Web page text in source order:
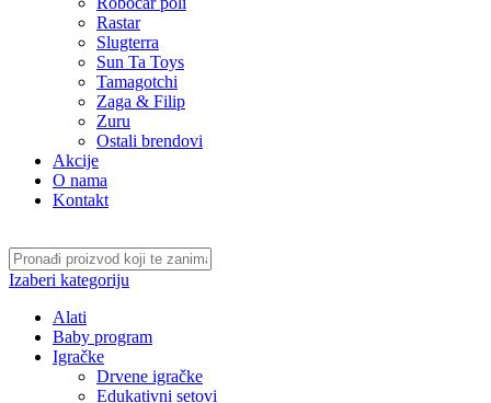
Rastar
Slugterra
Sun Ta Toys
Tamagotchi
Zaga & Filip
Zuru
Ostali brendovi
Akcije
O nama
Kontakt
Izaberi kategoriju
Alati
Baby program
Igračke
Drvene igračke
Edukativni setovi